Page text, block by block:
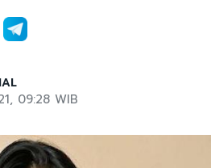
09:28 WIB